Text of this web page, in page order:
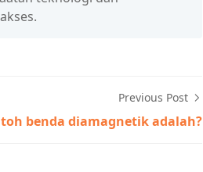
Previous Post
benda diamagnetik adalah?